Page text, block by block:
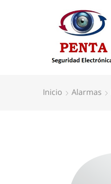
Inicio Alarmas